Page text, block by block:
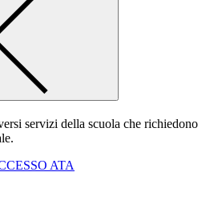
servizi della scuola che richiedono
ATA